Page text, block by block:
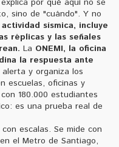
sino de "cuándo". Y no
actividad sísmica, incluye
réplicas y las señales
. La ONEMI, la oficina
la respuesta ante
y organiza los
escuelas, oficinas y
180.000 estudiantes
es una prueba real de
escalas. Se mide con
el Metro de Santiago,